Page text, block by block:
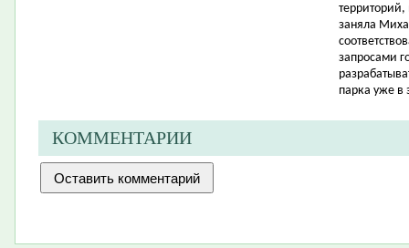
территорий,
заняла
запросами
парка уже в
КОММЕНТАРИИ